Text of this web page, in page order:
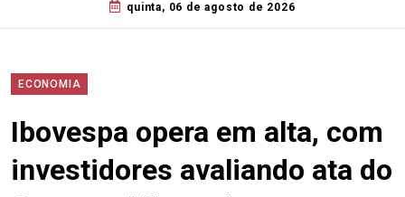
quinta, 06 de agosto de 2026
ECONOMIA
Ibovespa opera em alta, com
investidores avaliando ata do